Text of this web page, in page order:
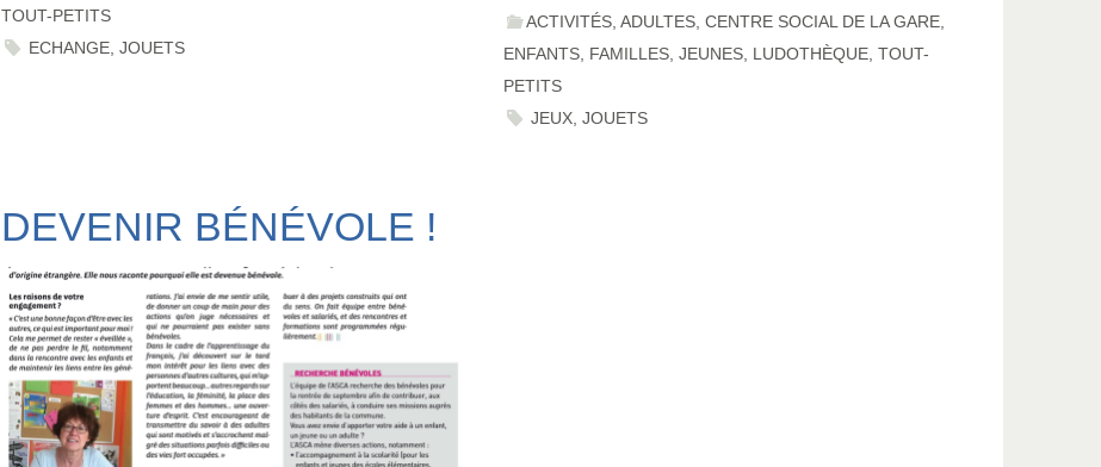
TOUT-PETITS
ECHANGE,JOUETS
ACTIVITÉS ,ADULTES ,CENTRE SOCIAL DE LA GARE
ENFANTS
FAMILLES ,JEUNES LUDOTHÈQUE ,TOUT-
PETITS
JEUX ,JOUETS
DEVENIR BÉNÉVOLE !